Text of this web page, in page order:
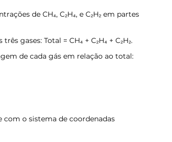
de CH₄, C₂H₄, e C₂H₂ em partes
gases: Total = CH₄ + C₂H₄ + C₂H₂.
de cada gás em relação ao total:
com o sistema de coordenadas